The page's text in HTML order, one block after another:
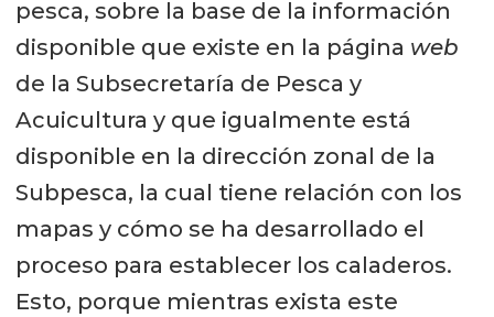
pesca, sobre la base de la información
disponible que existe en la página web
de la Subsecretaría de Pesca y
Acuicultura y que igualmente está
disponible en la dirección zonal de la
Subpesca, la cual tiene relación con los
mapas y cómo se ha desarrollado el
proceso para establecer los caladeros.
Esto, porque mientras exista este